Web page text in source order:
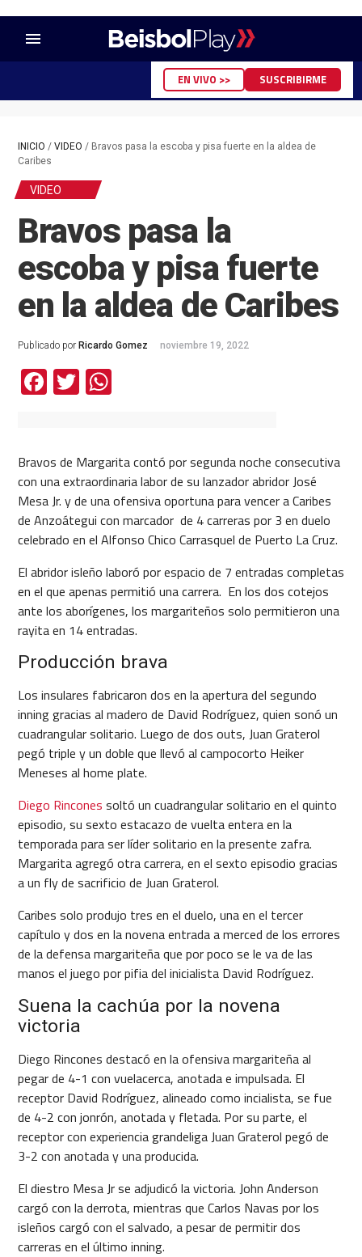
menu
EN VIVO >> SUSCRIBIRME
INICIO / VIDEO / Bravos pasa la escoba y pisa fuerte en la aldea de
Caribes
VIDEO
Bravos pasa la
escoba y pisa fuerte
en la aldea de Caribes
Publicado por Ricardo Gomez noviembre 19, 2022
Facebook
TwitterWhatsApp
Bravos de Margarita contó por segunda noche consecutiva
con una extraordinaria labor de su lanzador abridor José
Mesa Jr. y de una ofensiva oportuna para vencer a Caribes
de Anzoátegui con marcador de 4 carreras por 3 en duelo
celebrado en el Alfonso Chico Carrasquel de Puerto La Cruz.
El abridor isleño laboró por espacio de 7 entradas completas
en el que apenas permitió una carrera. En los dos cotejos
ante los aborígenes, los margariteños solo permitieron una
rayita en 14 entradas.
Producción brava
Los insulares fabricaron dos en la apertura del segundo
inning gracias al madero de David Rodríguez, quien sonó un
cuadrangular solitario. Luego de dos outs, Juan Graterol
pegó triple y un doble que llevó al campocorto Heiker
Meneses al home plate.
Diego Rincones soltó un cuadrangular solitario en el quinto
episodio, su sexto estacazo de vuelta entera en la
temporada para ser líder solitario en la presente zafra.
Margarita agregó otra carrera, en el sexto episodio gracias
a un fly de sacrificio de Juan Graterol.
Caribes solo produjo tres en el duelo, una en el tercer
capítulo y dos en la novena entrada a merced de los errores
de la defensa margariteña que por poco se le va de las
manos el juego por pifia del inicialista David Rodríguez.
Suena la cachúa por la novena
victoria
Diego Rincones destacó en la ofensiva margariteña al
pegar de 4-1 con vuelacerca, anotada e impulsada. El
receptor David Rodríguez, alineado como incialista, se fue
de 4-2 con jonrón, anotada y fletada. Por su parte, el
receptor con experiencia grandeliga Juan Graterol pegó de
3-2 con anotada y una producida.
El diestro Mesa Jr se adjudicó la victoria. John Anderson
cargó con la derrota, mientras que Carlos Navas por los
isleños cargó con el salvado, a pesar de permitir dos
carreras en el último inning.